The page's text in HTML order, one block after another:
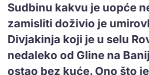
Sudbinu kakvu je uopće
zamisliti doživio je
Divjakinja koji je u selu
nedaleko od Gline na
ostao bez kuće. Ono što